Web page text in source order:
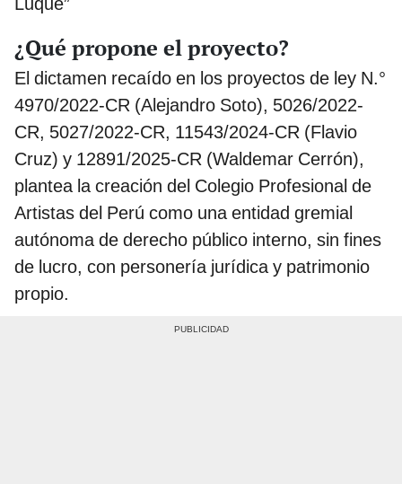
¿Qué propone el proyecto?
El dictamen recaído en los proyectos de ley N.°
4970/2022-CR (Alejandro Soto), 5026/2022-
CR, 5027/2022-CR, 11543/2024-CR (Flavio
Cruz) y 12891/2025-CR (Waldemar Cerrón),
plantea la creación del Colegio Profesional de
Artistas del Perú como una entidad gremial
autónoma de derecho público interno, sin fines
de lucro, con personería jurídica y patrimonio
propio.